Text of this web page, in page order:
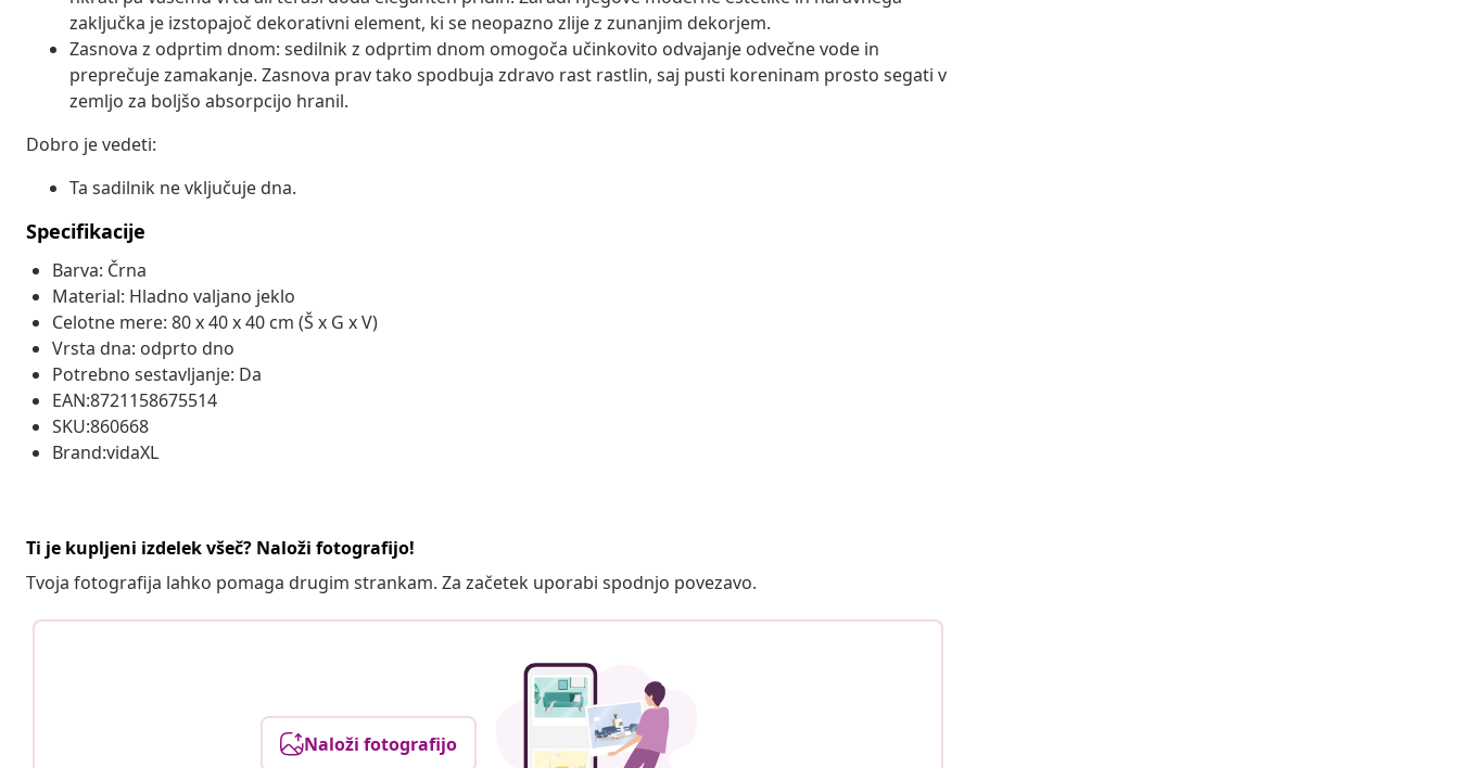
zaključka je izstopajoč dekorativni element, ki se neopazno zlije z zunanjim dekorjem.
Zasnova z odprtim dnom: sedilnik z odprtim dnom omogoča učinkovito odvajanje odvečne vode in
preprečuje zamakanje. Zasnova prav tako spodbuja zdravo rast rastlin, saj pusti koreninam prosto segati v
zemljo za boljšo absorpcijo hranil.
Dobro je vedeti:
Ta sadilnik ne vključuje dna.
Specifikacije
Barva: Črna
Material: Hladno valjano jeklo
Celotne mere: 80 x 40 x 40 cm (Š x G x V)
Vrsta dna: odprto dno
Potrebno sestavljanje: Da
EAN:8721158675514
SKU:860668
Brand:vidaXL
Ti je kupljeni izdelek všeč? Naloži fotografijo!
Tvoja fotografija lahko pomaga drugim strankam. Za začetek uporabi spodnjo povezavo.
Naloži fotografijo